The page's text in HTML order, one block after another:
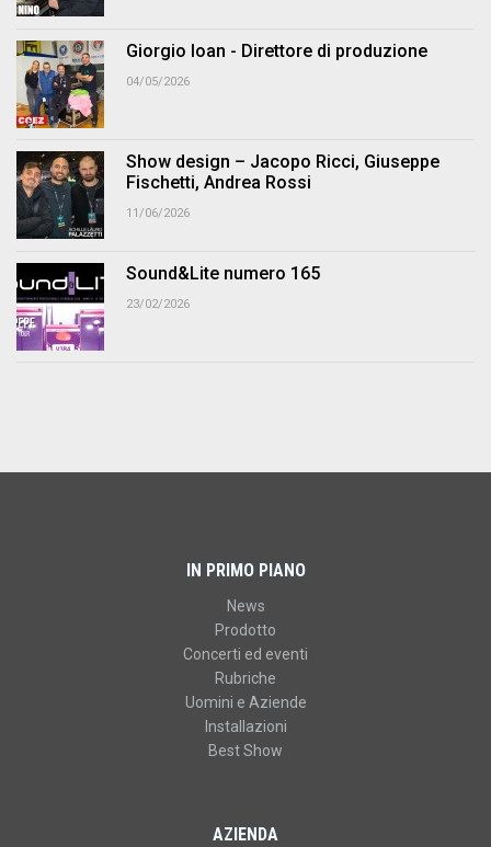
Giorgio Ioan - Direttore di produzione
04/05/2026
Show design – Jacopo Ricci, Giuseppe
Fischetti, Andrea Rossi
11/06/2026
Sound&Lite numero 165
23/02/2026
IN PRIMO PIANO
News
Prodotto
Concerti ed eventi
Rubriche
Uomini e Aziende
Installazioni
Best Show
AZIENDA